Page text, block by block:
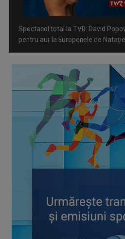
CONCACAF respinge planul FIFA